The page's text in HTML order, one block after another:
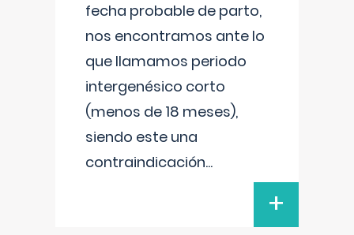
fecha probable de parto,
nos encontramos ante lo
que llamamos periodo
intergenésico corto
(menos de 18 meses),
siendo este una
contraindicación...
+